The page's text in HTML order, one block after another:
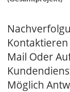
Kontaktieren
Mail Oder
Möglich